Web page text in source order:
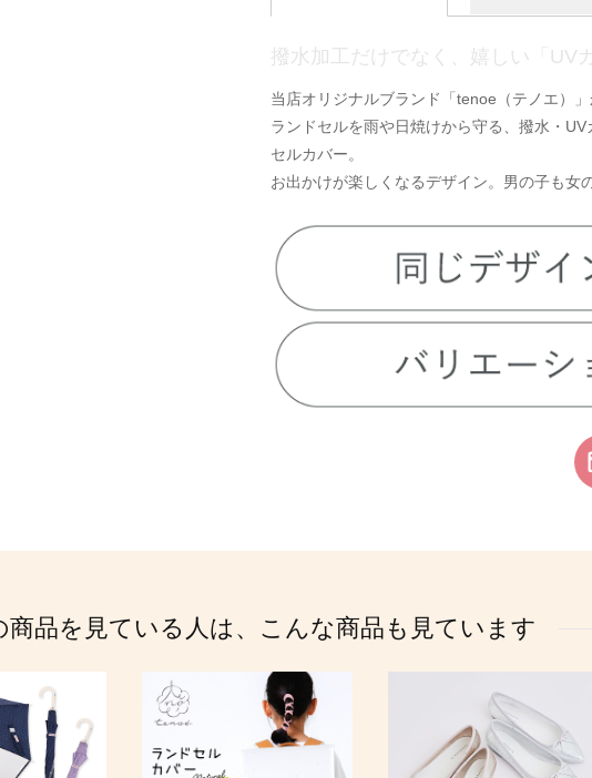
撥水加工だけでなく、嬉しい「UV
当店オリジナルブランド「tenoe（テノエ）
ランドセルを雨や日焼けから守る、撥水・
セルカバー。
お出かけが楽しくなるデザイン。男の子も女
商品を見ている人は、こんな商品も見ています